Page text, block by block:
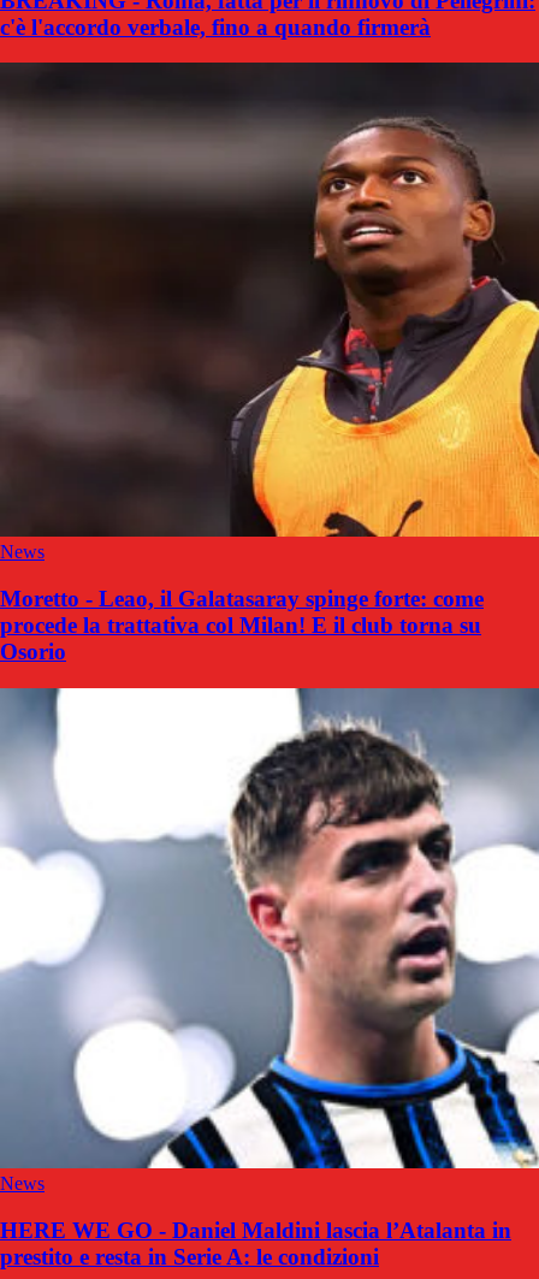
c'è l'accordo verbale, fino a quando firmerà
News
Moretto - Leao, il Galatasaray spinge forte: come
procede la trattativa col Milan! E il club torna su
Osorio
News
HERE WE GO - Daniel Maldini lascia l’Atalanta in
prestito e resta in Serie A: le condizioni